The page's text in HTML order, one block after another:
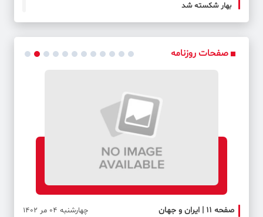
بهار شکسته شد
کد خبر: 13113
همایش تبیین قرارداد جدید آموزش و پرورش و بیمه دانا
«چکنو» بانک صادرات ایران از مرز 611 هزار فقره گذشت
صفحات روزنامه
صفحه ۱۱ | ایران و جهان چهارشنبه 04 مر 1402